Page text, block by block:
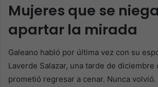
Mujeres que se
apartar la mirada
Galeano habló por última vez con su
Laverde Salazar, una tarde de diciembre
prometió regresar a cenar. Nunca